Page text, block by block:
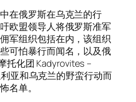
在俄罗斯在乌克兰的行
欧盟领导人将俄罗斯准军
军组织包括在内，该组织
可怕暴行而闻名，以及俄
托化团 Kadyrovites –
亚和乌克兰的野蛮行动而
名单。